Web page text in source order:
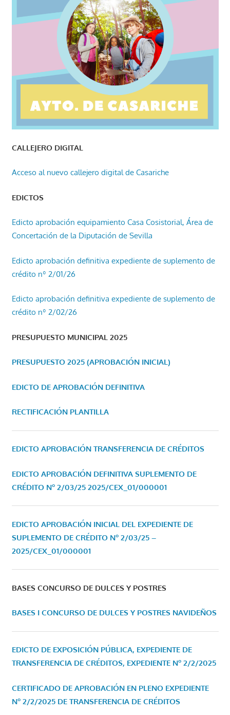
CALLEJERO DIGITAL
Acceso al nuevo callejero digital de Casariche
EDICTOS
Edicto aprobación equipamiento Casa Cosistorial, Área de
Concertación de la Diputación de Sevilla
Edicto aprobación definitiva expediente de suplemento de
crédito nº 2/01/26
Edicto aprobación definitiva expediente de suplemento de
crédito nº 2/02/26
PRESUPUESTO MUNICIPAL 2025
PRESUPUESTO 2025 (APROBACIÓN INICIAL)
EDICTO DE APROBACIÓN DEFINITIVA
RECTIFICACIÓN PLANTILLA
EDICTO APROBACIÓN TRANSFERENCIA DE CRÉDITOS
EDICTO APROBACIÓN DEFINITIVA SUPLEMENTO DE
CRÉDITO Nº 2/03/25 2025/CEX_01/000001
EDICTO APROBACIÓN INICIAL DEL EXPEDIENTE DE
SUPLEMENTO DE CRÉDITO Nº 2/03/25 –
2025/CEX_01/000001
BASES CONCURSO DE DULCES Y POSTRES
BASES I CONCURSO DE DULCES Y POSTRES NAVIDEÑOS
EDICTO DE EXPOSICIÓN PÚBLICA, EXPEDIENTE DE
TRANSFERENCIA DE CRÉDITOS, EXPEDIENTE Nº 2/2/2025
CERTIFICADO DE APROBACIÓN EN PLENO EXPEDIENTE
Nº 2/2/2025 DE TRANSFERENCIA DE CRÉDITOS